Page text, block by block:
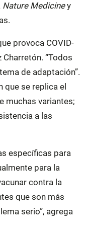
Nature Mediciney
provoca COVID-
“Todos
de adaptación”.
que se replica el
muchas variantes;
a las
específicas para
para la
contra la
que son más
serio”, agrega